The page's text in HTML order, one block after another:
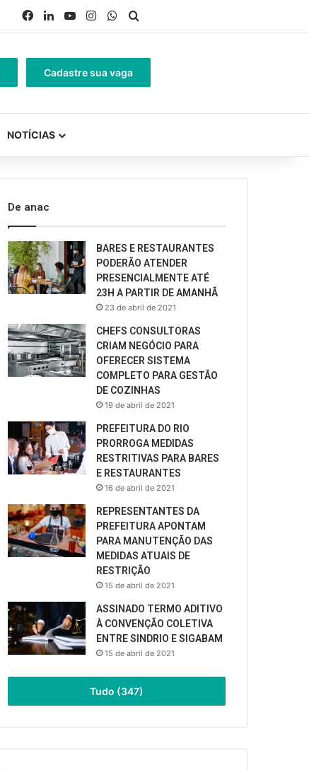
Facebook
LinkedinYouTubeInstagramWhatsApp
Cadastre sua vaga
NOTÍCIAS
De anac
BARES E RESTAURANTES
PODERÃO ATENDER
PRESENCIALMENTE ATÉ
23H A PARTIR DE AMANHÃ
23 de abril de 2021
CHEFS CONSULTORAS
CRIAM NEGÓCIO PARA
OFERECER SISTEMA
COMPLETO PARA GESTÃO
DE COZINHAS
19 de abril de 2021
PREFEITURA DO RIO
PRORROGA MEDIDAS
RESTRITIVAS PARA BARES
E RESTAURANTES
16 de abril de 2021
REPRESENTANTES DA
PREFEITURA APONTAM
PARA MANUTENÇÃO DAS
MEDIDAS ATUAIS DE
RESTRIÇÃO
15 de abril de 2021
ASSINADO TERMO ADITIVO
À CONVENÇÃO COLETIVA
ENTRE SINDRIO E SIGABAM
15 de abril de 2021
Tudo (347)